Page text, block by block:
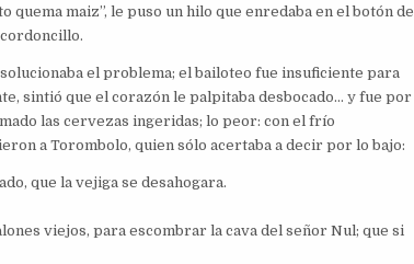
maiz”, le puso un hilo que enredaba en el botón de
el problema; el bailoteo fue insuficiente para
sintió que el corazón le palpitaba desbocado… y fue por
las cervezas ingeridas; lo peor: con el frío
a Torombolo, quien sólo acertaba a decir por lo bajo:
que la vejiga se desahogara.
viejos, para escombrar la cava del señor Nul; que si